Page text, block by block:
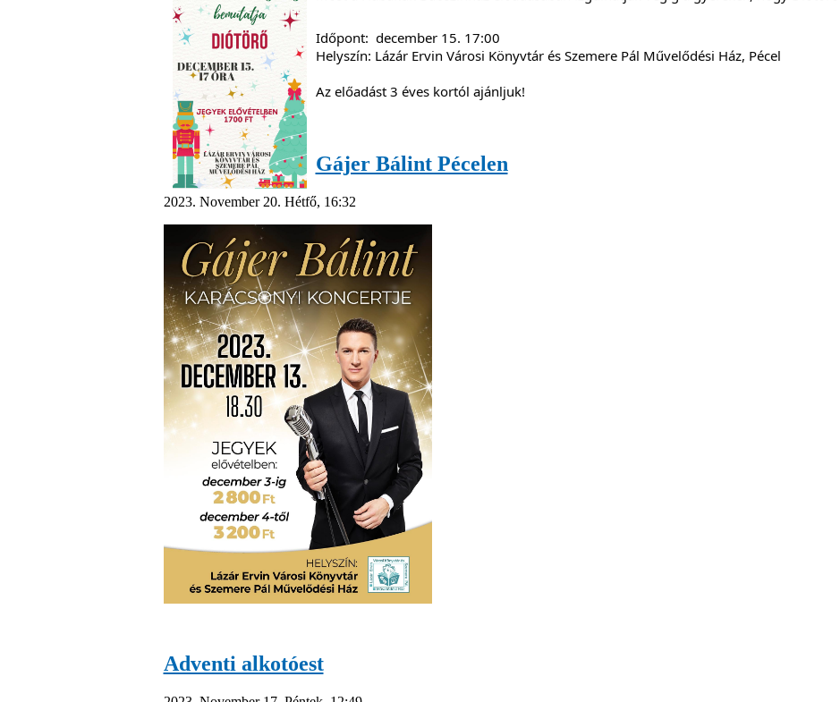
Időpont:
Helyszín: Lázár Ervin Városi Könyvtár és Szemere Pál Művelődési Ház, Pécel
Az előadást 3 éves kortól ajánljuk!
Gájer Bálint Pécelen
2023. November 20. Hétfő, 16:32
Adventi alkotóest